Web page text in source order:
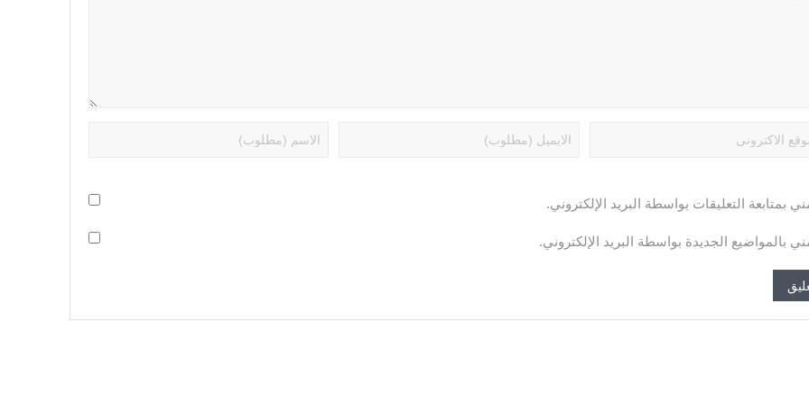
بمتابعة التعليقات بواسطة البريد الإلكتروني.
بالمواضيع الجديدة بواسطة البريد الإلكتروني.